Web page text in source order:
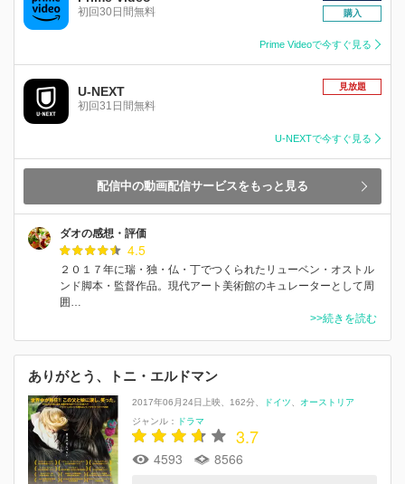
初回30日間無料 購入
Prime Videoで今すぐ見る
U-NEXT
初回31日間無料
見放題
U-NEXTで今すぐ見る
配信中の動画配信サービスをもっと見る
ダオの感想・評価
4.5
２０１７年に瑞・独・仏・丁でつくられたリューベン・オストル
ンド脚本・監督作品。現代アート美術館のキュレーターとして周
囲…
>>続きを読む
ありがとう、トニ・エルドマン
2017年06月24日上映 162分 ドイツ
オーストリア
ジャンル：
ドラマ
3.7
4593 8566